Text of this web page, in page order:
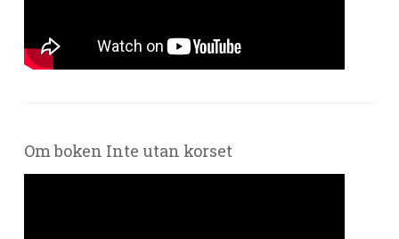
Om boken Inte utan korset